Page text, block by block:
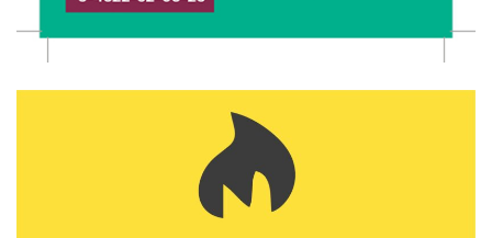
8 Авг 2026 11:37 421
области проходят «Дни безопасности»
Арбуз без риска: на что обратить внимание при
покупке — советы Роскачества